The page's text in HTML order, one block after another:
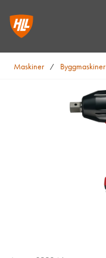
Maskiner / Byggmaskiner